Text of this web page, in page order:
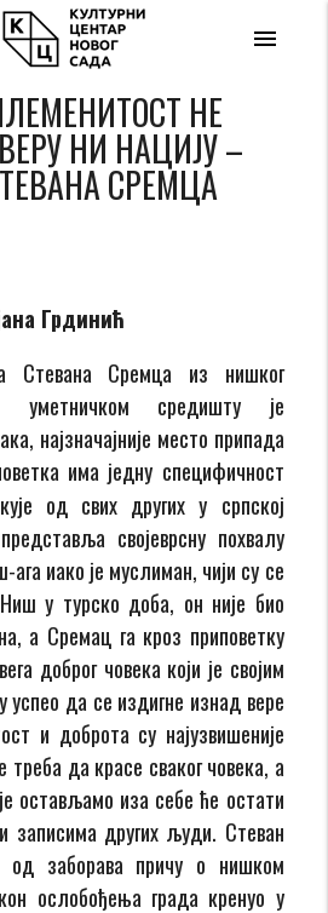
menu
НЕ
НИ НАЦИЈУ –
СРЕМЦА
Грдинић
Стевана Сремца из нишког
средишту је
најзначајније место припада
има једну специфичност
од свих других у српској
својеврсну похвалу
иако је муслиман, чији су се
у турско доба, он није био
а Сремац га кроз приповетку
доброг човека који је својим
да се издигне изнад вере
и доброта су најузвишеније
треба да красе сваког човека, а
остављамо иза себе ће остати
записима других људи. Стеван
од заборава причу о нишком
ослобођења града кренуо у